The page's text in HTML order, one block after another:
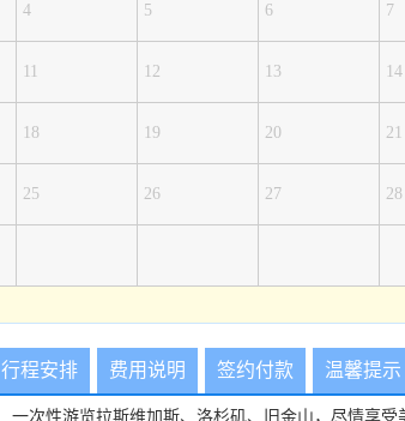
4 5 6 7
11 12 13 14
18 19 20 21
25 26 27 28
行程安排 费用说明 签约付款 温馨提示
一次性游览拉斯维加斯、洛杉矶、旧金山，尽情享受